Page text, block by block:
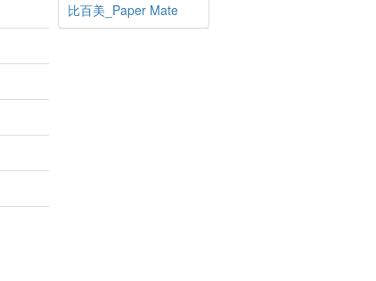
比百美_Paper Mate